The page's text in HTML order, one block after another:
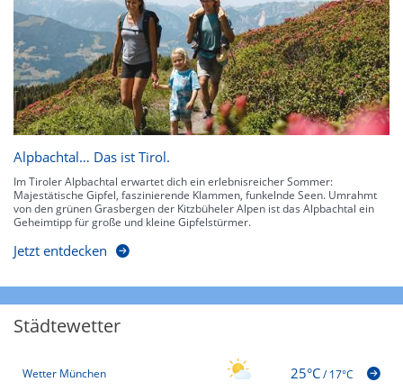
Alpbachtal… Das ist Tirol.
Im Tiroler Alpbachtal erwartet dich ein erlebnisreicher Sommer:
Majestätische Gipfel, faszinierende Klammen, funkelnde Seen. Umrahmt
von den grünen Grasbergen der Kitzbüheler Alpen ist das Alpbachtal ein
Geheimtipp für große und kleine Gipfelstürmer.
Jetzt entdecken
Städtewetter
Wetter München 25°C/17°C